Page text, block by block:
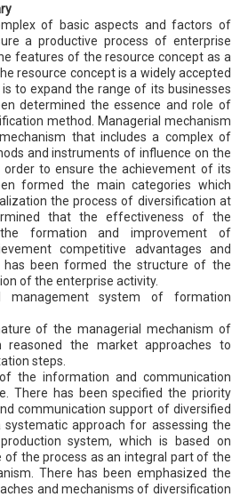
of basic aspects and factors of
a productive process of enterprise
features of the resource concept as a
resource concept is a widely accepted
to expand the range of its businesses
determined the essence and role of
method. Managerial mechanism
that includes a complex of
and instruments of influence on the
to ensure the achievement of its
formed the main categories which
the process of diversification at
that the effectiveness of the
formation and improvement of
competitive advantages and
been formed the structure of the
of the enterprise activity.
management system of formation
of the managerial mechanism of
reasoned the market approaches to
steps.
the information and communication
There has been specified the priority
communication support of diversified
approach for assessing the
system, which is based on
the process as an integral part of the
There has been emphasized the
and mechanisms of diversification